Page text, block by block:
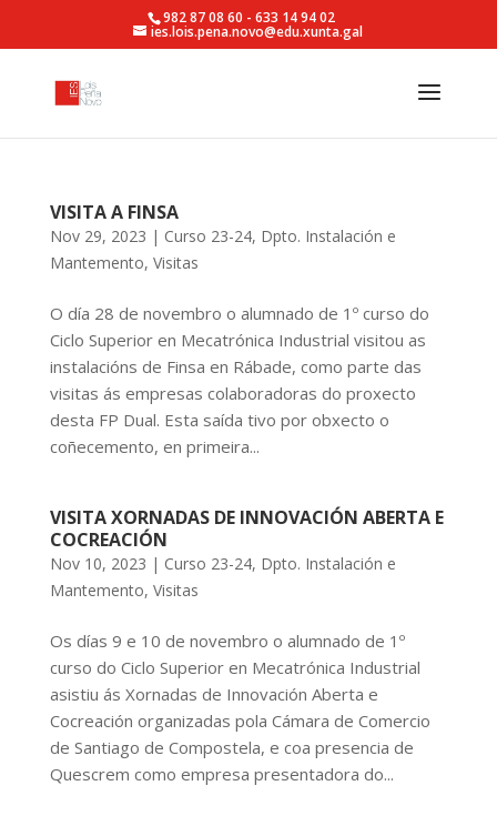
982 87 08 60 - 633 14 94 02
ies.lois.pena.novo@edu.xunta.gal
VISITA A FINSA
Nov 29, 2023 | Curso 23-24, Dpto. Instalación e
Mantemento, Visitas
O día 28 de novembro o alumnado de 1º curso do
Ciclo Superior en Mecatrónica Industrial visitou as
instalacións de Finsa en Rábade, como parte das
visitas ás empresas colaboradoras do proxecto
desta FP Dual. Esta saída tivo por obxecto o
coñecemento, en primeira...
VISITA XORNADAS DE INNOVACIÓN ABERTA E
COCREACIÓN
Nov 10, 2023 | Curso 23-24, Dpto. Instalación e
Mantemento, Visitas
Os días 9 e 10 de novembro o alumnado de 1º
curso do Ciclo Superior en Mecatrónica Industrial
asistiu ás Xornadas de Innovación Aberta e
Cocreación organizadas pola Cámara de Comercio
de Santiago de Compostela, e coa presencia de
Quescrem como empresa presentadora do...